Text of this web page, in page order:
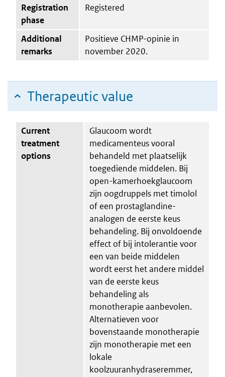
Registration
phase
Registered
Additional
remarks
Positieve CHMP-opinie in
november 2020.
Therapeutic value
Current
treatment
options
Glaucoom wordt
medicamenteus vooral
behandeld met plaatselijk
toegediende middelen. Bij
open-kamerhoekglaucoom
zijn oogdruppels met timolol
of een prostaglandine-
analogen de eerste keus
behandeling. Bij onvoldoende
effect of bij intolerantie voor
een van beide middelen
wordt eerst het andere middel
van de eerste keus
behandeling als
monotherapie aanbevolen.
Alternatieven voor
bovenstaande monotherapie
zijn monotherapie met een
lokale
koolzuuranhydraseremmer,